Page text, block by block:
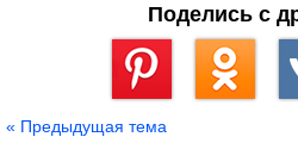
Поделись с
« Предыдущая тема